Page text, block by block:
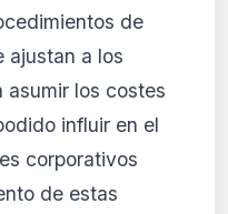
de
ajustan a los
asumir los costes
influir en el
corporativos
de estas